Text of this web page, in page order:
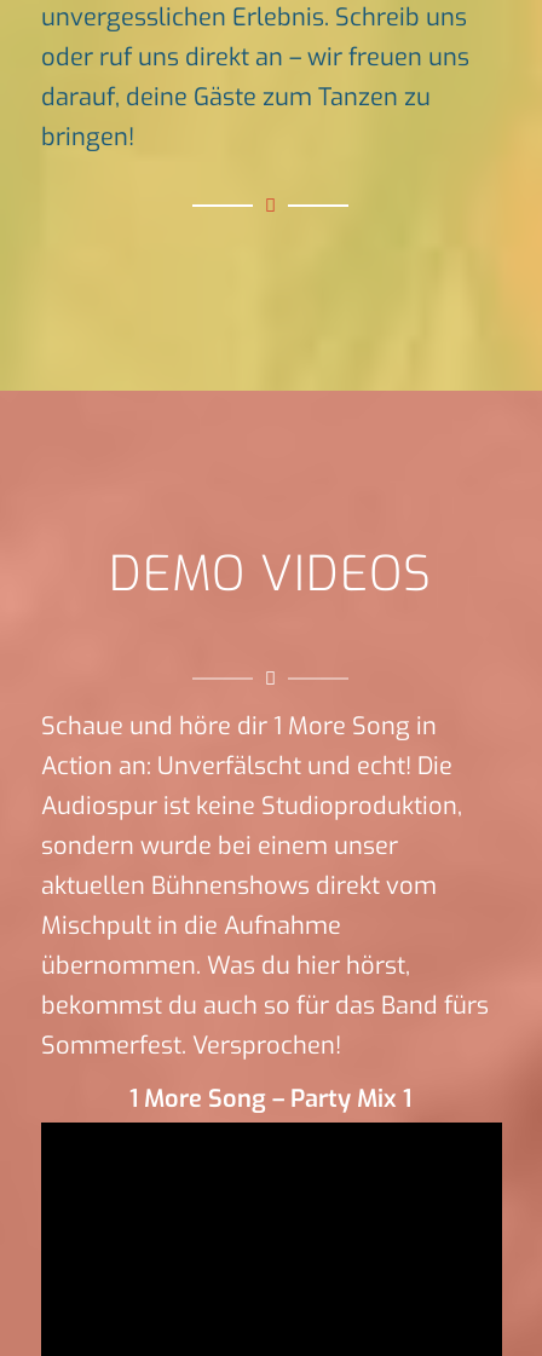
unvergesslichen Erlebnis. Schreib uns
oder ruf uns direkt an – wir freuen uns
darauf, deine Gäste zum Tanzen zu
bringen!
DEMO VIDEOS
Schaue und höre dir 1 More Song in
Action an: Unverfälscht und echt! Die
Audiospur ist keine Studioproduktion,
sondern wurde bei einem unser
aktuellen Bühnenshows direkt vom
Mischpult in die Aufnahme
übernommen. Was du hier hörst,
bekommst du auch so für das Band fürs
Sommerfest. Versprochen!
1 More Song – Party Mix 1